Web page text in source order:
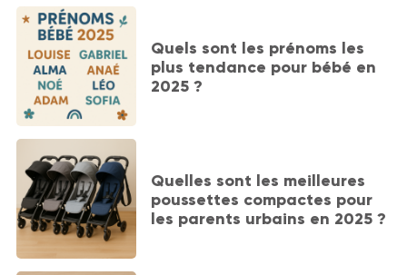
Quels sont les prénoms les
plus tendance pour bébé en
2025 ?
Quelles sont les meilleures
poussettes compactes pour
les parents urbains en 2025 ?